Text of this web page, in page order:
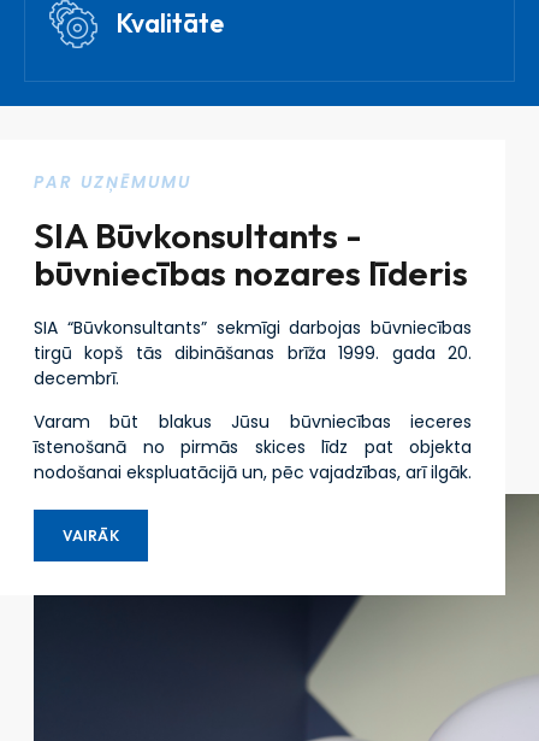
Kvalitāte
PAR UZŅĒMUMU
SIA Būvkonsultants -
būvniecības nozares līderis
SIA “Būvkonsultants” sekmīgi darbojas būvniecības
tirgū kopš tās dibināšanas brīža 1999. gada 20.
decembrī.
Varam būt blakus Jūsu būvniecības ieceres
īstenošanā no pirmās skices līdz pat objekta
nodošanai ekspluatācijā un, pēc vajadzības, arī ilgāk.
VAIRĀK